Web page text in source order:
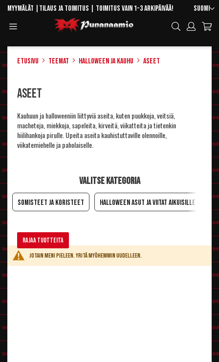
Skip
Content
Kieli
Suomi
Myymälät Tilaus ja toimitus | Toimitus vain 1-3 arkipäivää!
Hae
Etusivu Teemat Halloween ja kauhu Aseet
Aseet
Kauhuun ja halloweeniin liittyviä aseita, kuten puukkoja, veitsiä,
macheteja, miekkoja, sapeleita, kirveitä, viikatteita ja tietenkin
hiilihankoja pirulle. Upeita aseita kauhistuttaville olennoille,
viikatemiehelle ja paholaiselle.
Valitse kategoria
Somisteet ja koristeet Halloween asut ja viitat aikuisille
Rajaa tuotteita
Jotain meni pieleen. Yritä myöhemmin uudelleen.